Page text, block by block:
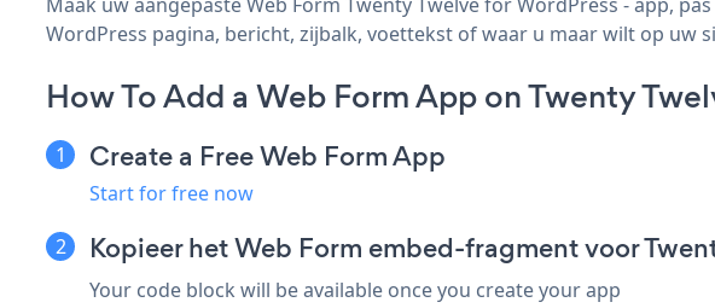
WordPress pagina, bericht, zijbalk, voettekst of waar u maar wilt op uw
How To Add a Web Form App on Twenty
Create a Free Web Form App
Start for free now
Kopieer het Web Form embed-fragment voor
Your code block will be available once you create your app